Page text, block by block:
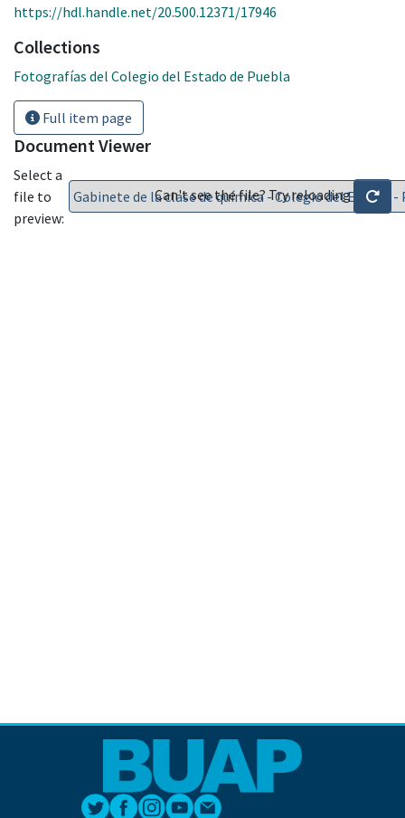
https://hdl.handle.net/20.500.12371/17946
Collections
Fotografías del Colegio del Estado de Puebla
Full item page
Document Viewer
Select a
file to
preview:
Can't see the file? Try reloading